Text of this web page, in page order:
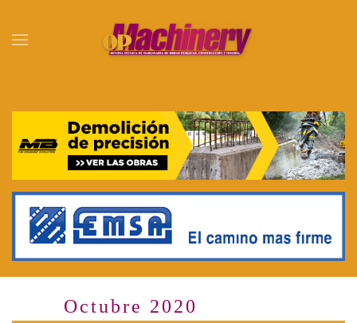
Skip to main content
Octubre 2020